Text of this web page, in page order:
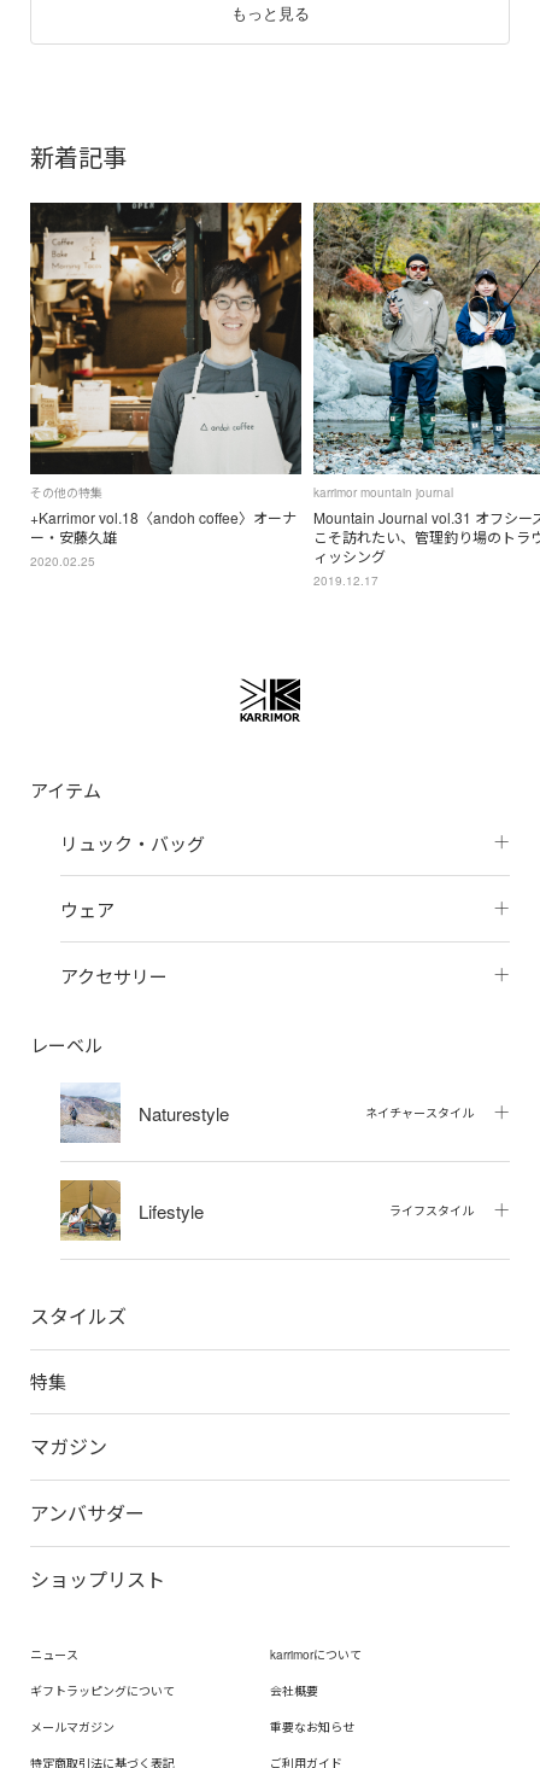
もっと見る
新着記事
その他の特集
+Karrimor vol.18〈andoh coffee〉オーナ
ー・安藤久雄
2020.02.25
karrimor mountain journal
Mountain Journal vol.31 オフシー
こそ訪れたい、管理釣り場のトラ
ィッシング
2019.12.17
アイテム
リュック・バッグ
ウェア
アクセサリー
レーベル
Naturestyle ネイチャースタイル
Lifestyle ライフスタイル
スタイルズ
特集
マガジン
アンバサダー
ショップリスト
ニュース
ギフトラッピングについて
メールマガジン
特定商取引法に基づく表記
karrimorについて
会社概要
重要なお知らせ
ご利用ガイド